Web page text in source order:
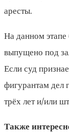
аресты.
На данном
выпущено под
Если суд
фигурантам дел
трёх лет и/или
Также